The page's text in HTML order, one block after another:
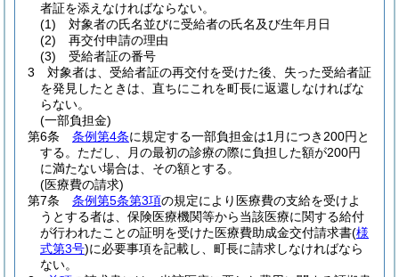
者証を添えなければならない。
(1)
対象者の氏名並びに受給者の氏名及び生年月日
(2)
再交付申請の理由
(3)
受給者証の番号
3
対象者は、受給者証の再交付を受けた後、失った受給者証
を発見したときは、直ちにこれを町長に返還しなければな
らない。
(一部負担金)
第6条
条例第4条に規定する一部負担金は1月につき200円と
する。 ただし、月の最初の診療の際に負担した額が200円
に満たない場合は、その額とする。
(医療費の請求)
第7条
条例第5条第3項の規定により医療費の支給を受けよ
うとする者は、保険医療機関等から当該医療に関する給付
が行われたことの証明を受けた医療費助成金交付請求書(様
式第3号)に必要事項を記載し、町長に請求しなければなら
ない。